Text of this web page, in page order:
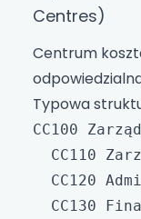
Centres)
Centrum
Typowa
CC100
CC110
CC120
CC130